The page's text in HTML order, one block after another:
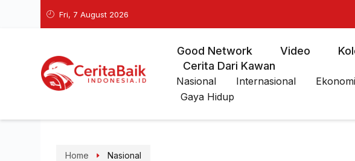
Fri, 7 August 2026
Good Network Video
Cerita Dari Kawan
Nasional Internasional Ekonomi
Gaya Hidup
Home Nasional